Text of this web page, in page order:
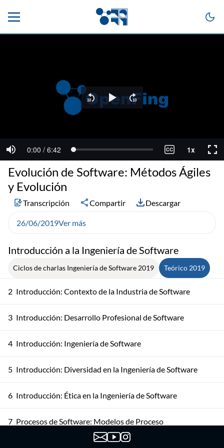
Introducción a la Ingeniería de Software
Ciclos de charlas Ingeniería de Software 2019 Teórico 2019
2 Introducción: Contexto de la Industria de Software
3 Introducción: Desarrollo Profesional de Software
4 Introducción: Ingeniería de Software
5 Introducción: Diversidad en la Ingeniería de Software
6 Introducción: Ética en la Ingeniería de Software
7 Procesos de Software: Modelos de Proceso
Evolución de Software: Métodos Ágiles
y Evolución
Transcripción Compartir Descargar
26/06/2019Ver más